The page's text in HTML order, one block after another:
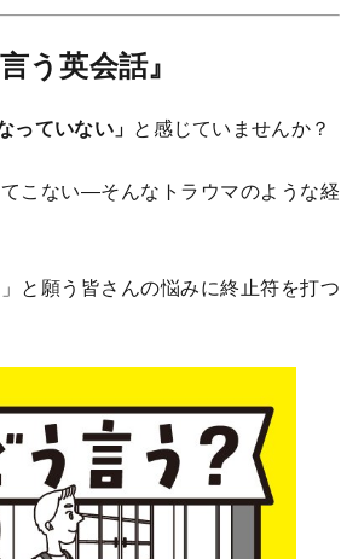
う英会話』
っていない」 と感じていませんか？
こない―そんなトラウマのような経
と願う皆さんの悩みに終止符を打つ